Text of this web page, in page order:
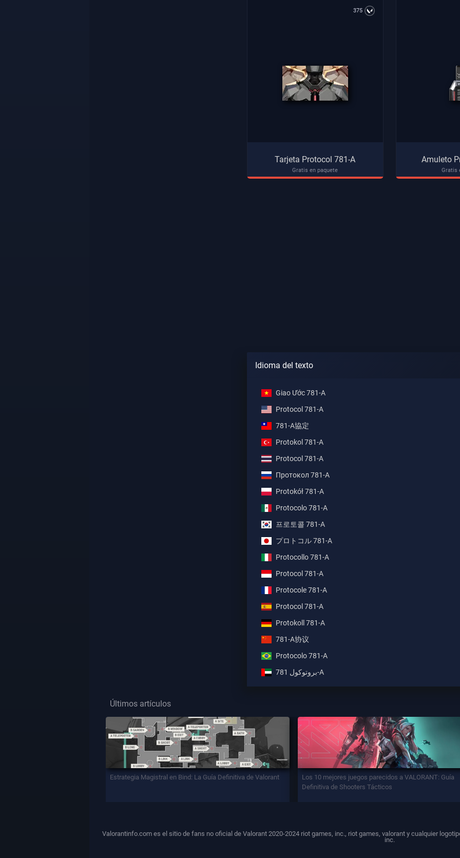
375
Tarjeta Protocol 781-A
Gratis en paquete
Amuleto
Gratis
Idioma del texto
Giao Ước 781-A
Protocol 781-A
781-A協定
Protokol 781-A
Protocol 781-A
Протокол 781-A
Protokół 781-A
Protocolo 781-A
프로토콜 781-A
プロトコル 781-A
Protocollo 781-A
Protocol 781-A
Protocole 781-A
Protocol 781-A
Protokoll 781-A
781-A协议
Protocolo 781-A
بروتوكول 781-A
Últimos artículos
Estrategia Magistral en Bind: La Guía Definitiva de Valorant
Los 10 mejores juegos parecidos a VALORANT: Guía
Definitiva de Shooters Tácticos
Valorantinfo.com es el sitio de fans no oficial de Valorant 2020-2024 riot games, inc., riot games, valorant y cualquier
inc.